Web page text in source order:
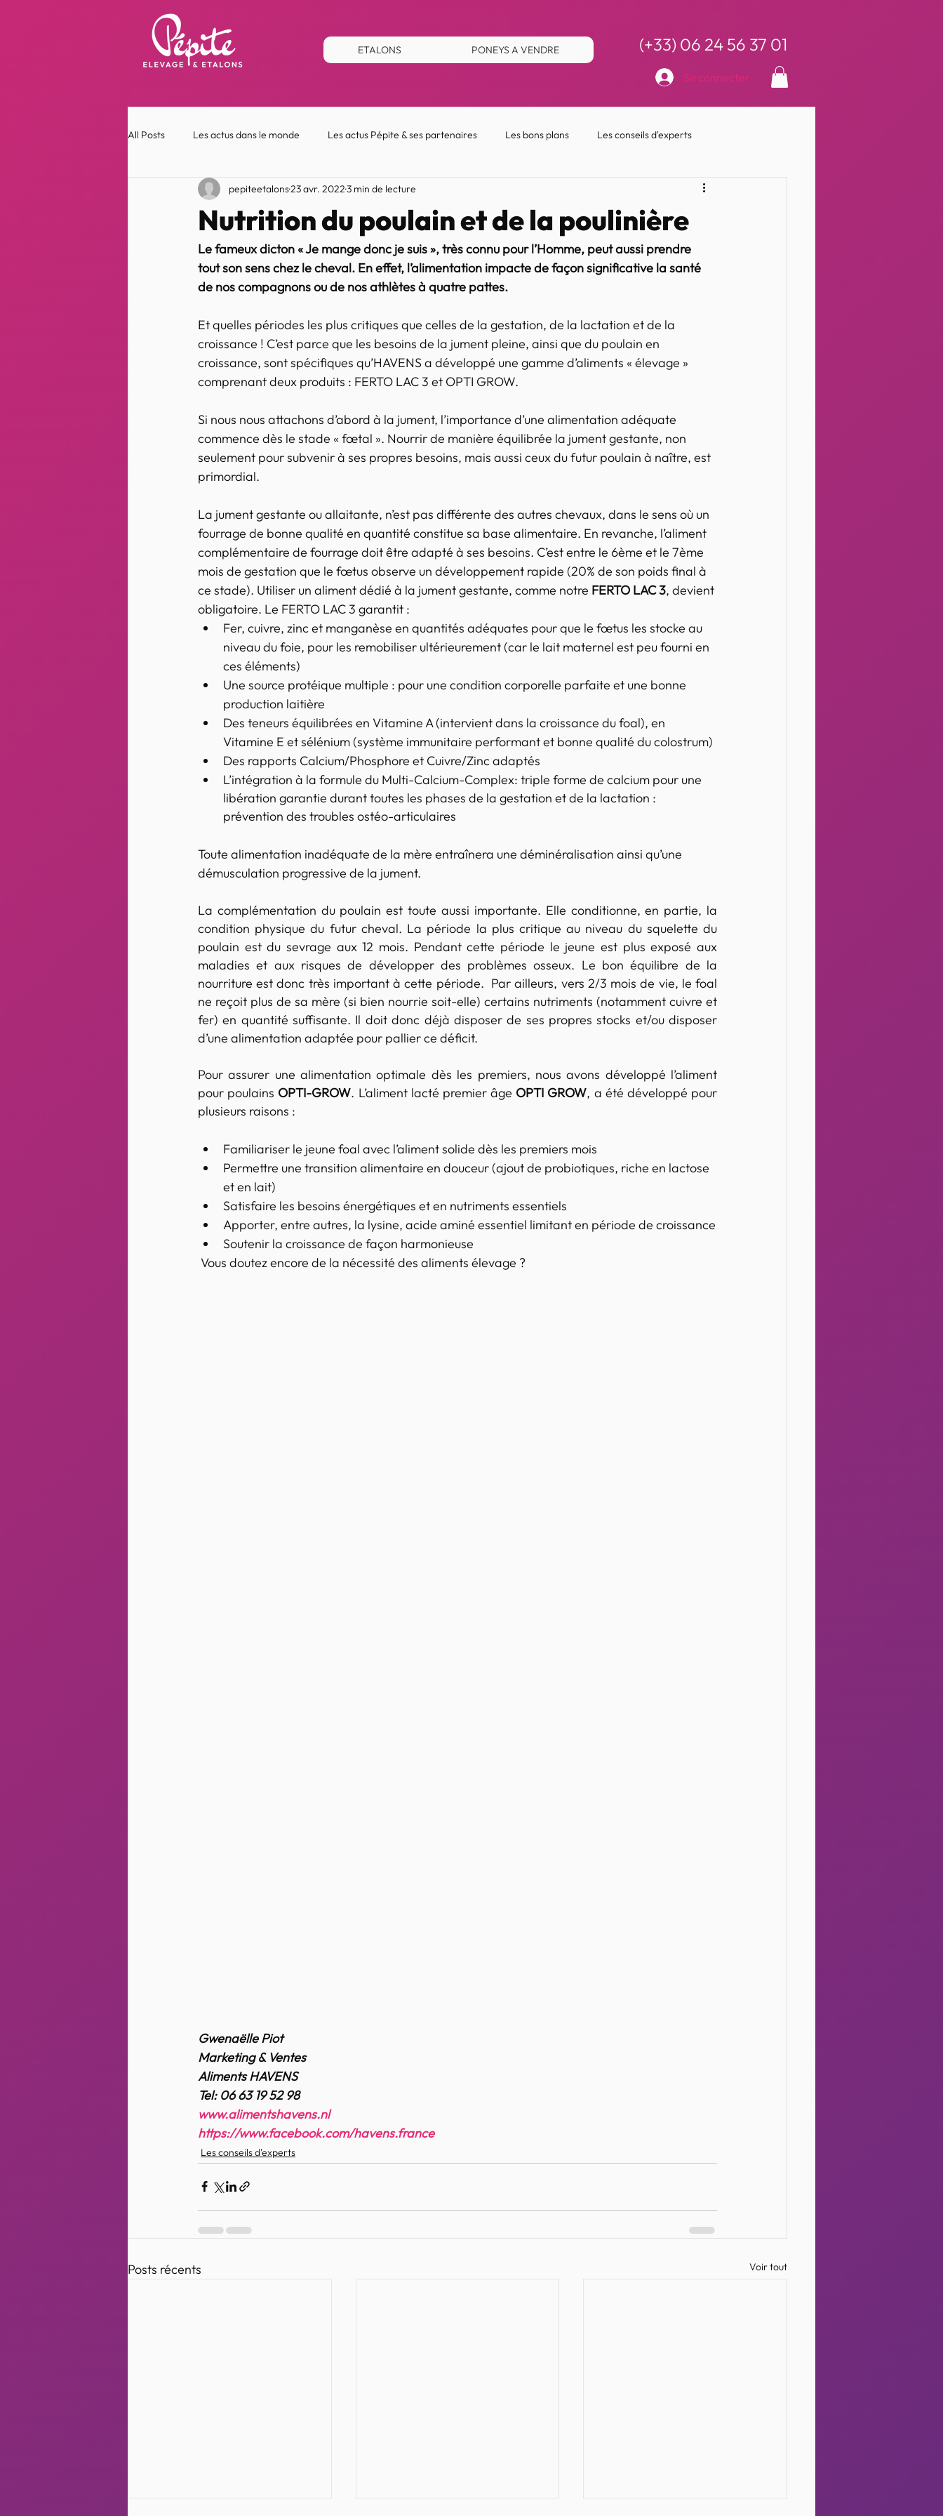
ETALONS PONEYS A VENDRE (+33) 06 24 56 37 01
Se connecter
All Posts Les actus dans le monde Les actus Pépite & ses partenaires Les bons plans Les conseils d'experts
Nutrition du poulain et de la poulinière
pepiteetalons23 avr. 20223 min de lecture
Le fameux dicton « Je mange donc je suis », très connu pour l’Homme, peut aussi prendre
tout son sens chez le cheval. En effet, l’alimentation impacte de façon significative la santé
de nos compagnons ou de nos athlètes à quatre pattes.
Et quelles périodes les plus critiques que celles de la gestation, de la lactation et de la
croissance ! C’est parce que les besoins de la jument pleine, ainsi que du poulain en
croissance, sont spécifiques qu’HAVENS a développé une gamme d’aliments « élevage »
comprenant deux produits : FERTO LAC 3 et OPTI GROW.
Si nous nous attachons d’abord à la jument, l’importance d’une alimentation adéquate
commence dès le stade « fœtal ». Nourrir de manière équilibrée la jument gestante, non
seulement pour subvenir à ses propres besoins, mais aussi ceux du futur poulain à naître, est
primordial.
La jument gestante ou allaitante, n’est pas différente des autres chevaux, dans le sens où un
fourrage de bonne qualité en quantité constitue sa base alimentaire. En revanche, l’aliment
complémentaire de fourrage doit être adapté à ses besoins. C’est entre le 6ème et le 7ème
mois de gestation que le fœtus observe un développement rapide (20% de son poids final à
ce stade). Utiliser un aliment dédié à la jument gestante, comme notre FERTO LAC 3, devient
obligatoire. Le FERTO LAC 3 garantit :
Fer, cuivre, zinc et manganèse en quantités adéquates pour que le fœtus les stocke au
niveau du foie, pour les remobiliser ultérieurement (car le lait maternel est peu fourni en
ces éléments)
Une source protéique multiple : pour une condition corporelle parfaite et une bonne
production laitière
Des teneurs équilibrées en Vitamine A (intervient dans la croissance du foal), en
Vitamine E et sélénium (système immunitaire performant et bonne qualité du colostrum)
Des rapports Calcium/Phosphore et Cuivre/Zinc adaptés
L’intégration à la formule du Multi-Calcium-Complex: triple forme de calcium pour une
libération garantie durant toutes les phases de la gestation et de la lactation :
prévention des troubles ostéo-articulaires
Toute alimentation inadéquate de la mère entraînera une déminéralisation ainsi qu’une
démusculation progressive de la jument.
La complémentation du poulain est toute aussi importante. Elle conditionne, en partie, la
condition physique du futur cheval. La période la plus critique au niveau du squelette du
poulain est du sevrage aux 12 mois. Pendant cette période le jeune est plus exposé aux
maladies et aux risques de développer des problèmes osseux. Le bon équilibre de la
nourriture est donc très important à cette période.  Par ailleurs, vers 2/3 mois de vie, le foal
ne reçoit plus de sa mère (si bien nourrie soit-elle) certains nutriments (notamment cuivre et
fer) en quantité suffisante. Il doit donc déjà disposer de ses propres stocks et/ou disposer
d’une alimentation adaptée pour pallier ce déficit.
Pour assurer une alimentation optimale dès les premiers, nous avons développé l’aliment
pour poulains OPTI-GROW. L’aliment lacté premier âge OPTI GROW, a été développé pour
plusieurs raisons :
Familiariser le jeune foal avec l’aliment solide dès les premiers mois
Permettre une transition alimentaire en douceur (ajout de probiotiques, riche en lactose
et en lait)
Satisfaire les besoins énergétiques et en nutriments essentiels
Apporter, entre autres, la lysine, acide aminé essentiel limitant en période de croissance
Soutenir la croissance de façon harmonieuse
Vous doutez encore de la nécessité des aliments élevage ?
Gwenaëlle Piot
Marketing & Ventes
Aliments HAVENS
Tel: 06 63 19 52 98
www.alimentshavens.nl
https://www.facebook.com/havens.france
Les conseils d'experts
Posts récents Voir tout